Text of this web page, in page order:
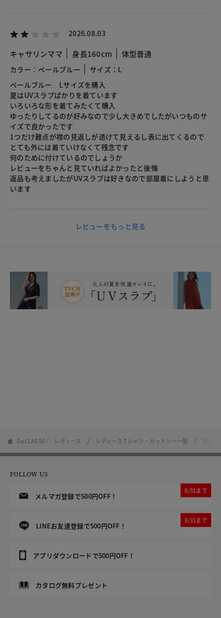
2026.08.03
キャサリンママ 身長160cm 体型普通
カラー：ペールブルー
サイズ：L
ペールブルー Lサイズを購入
夏はUVスラブばかりを着ています
いろいろな形を着てみたくて購入
ゆったりしてるのが好みなので少し大きめでしたがいつものサ
イズで良かったです
1つだけ難点が襟の見返しが透けて見えるし表に出てくるので
とても外には着ていけなくて残念です
何のために付けているのでしょうか
レビューをちゃんと見ていればよかったと後悔
返品も考えましたがUVスラブは好きなので部屋着にしようと思
います
レビューをもっと見る
DoCLASSE レディース レディース Tシャツ・カットソー一覧 UVス
FOLLOW US
メルマガ登録で500円OFF！
8/31まで
LINEお友達登録で500円OFF！
8/31まで
アプリダウンロードで500円OFF！
カタログ無料プレゼント